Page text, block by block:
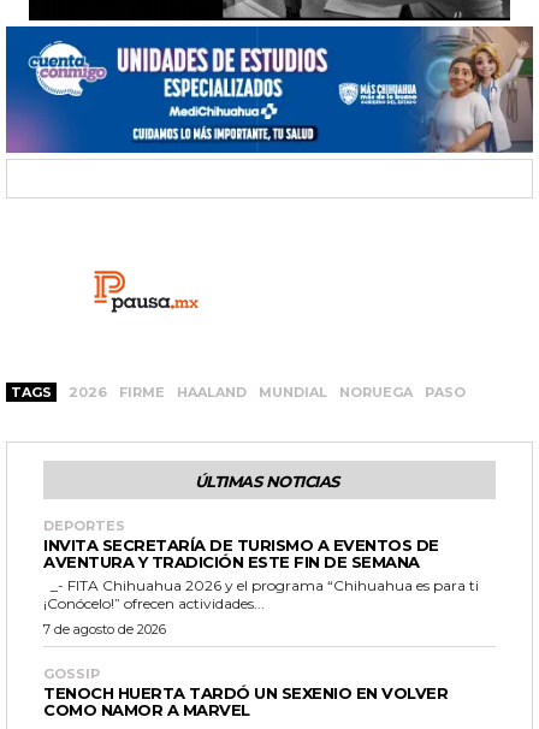
TAGS 2026 FIRME HAALAND MUNDIAL NORUEGA PASO
ÚLTIMAS NOTICIAS
DEPORTES
INVITA SECRETARÍA DE TURISMO A EVENTOS DE
AVENTURA Y TRADICIÓN ESTE FIN DE SEMANA
¡Conócelo!” ofrecen actividades...
7 de agosto de 2026
GOSSIP
TENOCH HUERTA TARDÓ UN SEXENIO EN VOLVER
COMO NAMOR A MARVEL